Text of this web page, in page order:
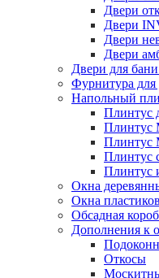
Двери
Двери
Двери
Двери
Двери для
Фурнитура для
Напольный
Плинтус
Плинтус
Плинтус
Плинтус
Плинтус
Окна
Окна
Обсадная
Дополнения к
Откосы